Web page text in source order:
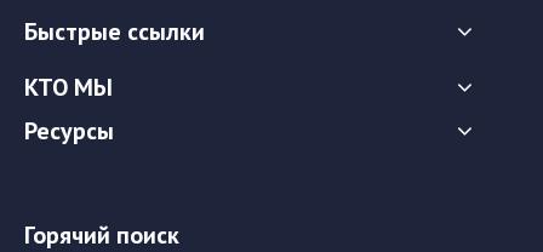
Быстрые ссылки
КТО МЫ
Ресурсы
Горячий поиск